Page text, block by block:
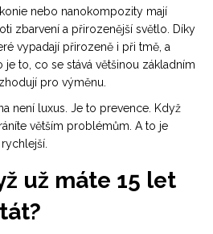
nebo nanokompozity mají
zbarvení a přirozenější světlo. Díky
vypadají přirozeně i při tmě, a
je to, co se stává většinou základním
pro výměnu.
není luxus. Je to prevence. Když
větším problémům. A to je
už máte 15 let